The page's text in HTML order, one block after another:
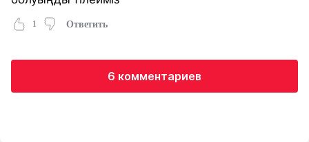
1 Ответить
6 комментариев